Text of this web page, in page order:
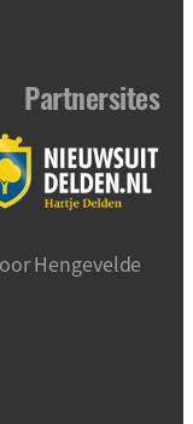
Partnersites
Hengevelde